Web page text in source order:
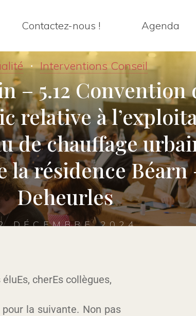
Contactez-nous ! Agenda
Interventions Conseil
– 5.12 Convention
relative à
de chauffage
la résidence
Deheurles
DÉCEMBRE 2024
cherEs collègues,
la suivante. Non pas